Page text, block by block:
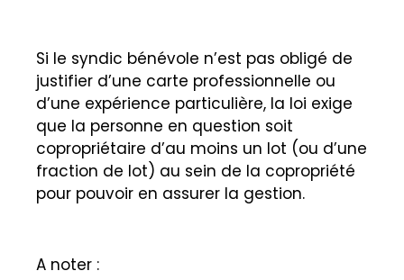
Si le syndic bénévole n’est pas obligé de
justifier d’une carte professionnelle ou
d’une expérience particulière, la loi exige
que la personne en question soit
copropriétaire d’au moins un lot (ou d’une
fraction de lot) au sein de la copropriété
pour pouvoir en assurer la gestion.
A noter :